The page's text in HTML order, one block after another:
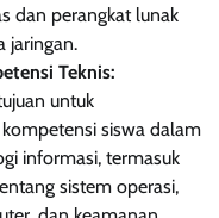
dan perangkat lunak
jaringan.
Teknis:
untuk
siswa dalam
informasi, termasuk
sistem operasi,